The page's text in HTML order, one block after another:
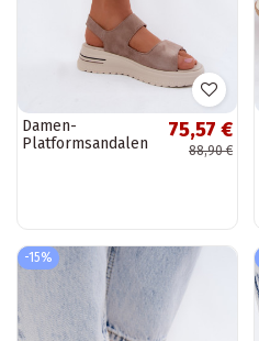
Damen-
Platformsandalen
75,57 €
88,90 €
-15%